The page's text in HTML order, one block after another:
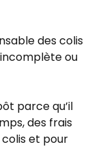
des colis
ou
parce qu’il
des frais
et pour